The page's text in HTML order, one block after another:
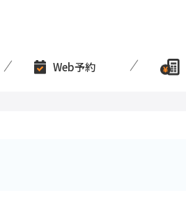
Web予約